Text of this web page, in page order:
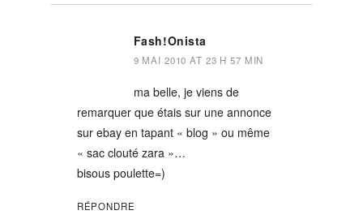
Fash!onista
9 MAI 2010 AT 23 H 57 MIN
ma belle, je viens de
remarquer que étais sur une annonce
sur ebay en tapant « blog » ou même
« sac clouté zara »…
bisous poulette=)
RÉPONDRE